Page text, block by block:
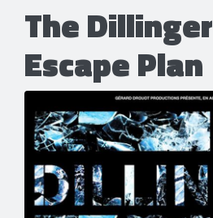
The Dillinger
Escape Plan